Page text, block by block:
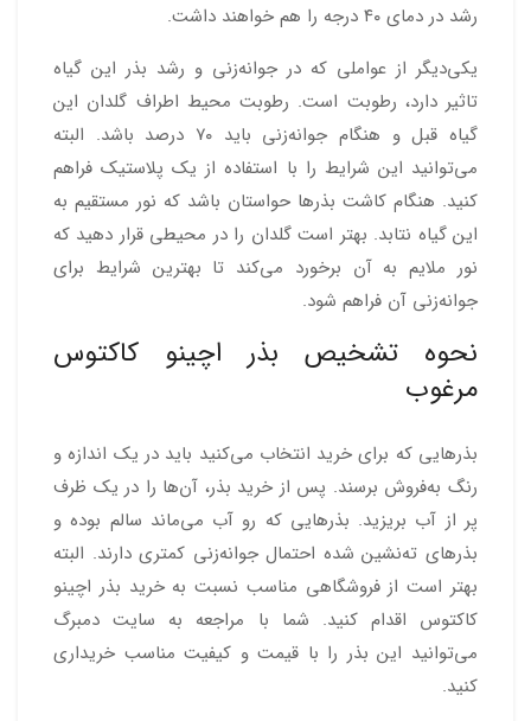
رشد در دمای ۴۰ درجه را هم خواهند داشت.
یکی‌دیگر از عواملی که در جوانه‌زنی و رشد بذر این گیاه
تاثیر دارد، رطوبت است. رطوبت محیط اطراف گلدان این
گیاه قبل و هنگام جوانه‌زنی باید ۷۰ درصد باشد. البته
می‌توانید این شرایط را با استفاده از یک پلاستیک فراهم
کنید. هنگام کاشت بذرها حواستان باشد که نور مستقیم به
این گیاه نتابد. بهتر است گلدان را در محیطی قرار دهید که
نور ملایم به آن برخورد می‌کند تا بهترین شرایط برای
جوانه‌زنی آن فراهم شود.
نحوه تشخیص بذر اچینو کاکتوس
مرغوب
بذرهایی که برای خرید انتخاب می‌کنید باید در یک اندازه و
رنگ به‌فروش برسند. پس از خرید بذر، آن‌ها را در یک ظرف
پر از آب بریزید. بذرهایی که رو آب می‌ماند سالم بوده و
بذرهای ته‌نشین شده احتمال جوانه‌زنی کمتری دارند. البته
بهتر است از فروشگاهی مناسب نسبت به خرید بذر اچینو
کاکتوس اقدام کنید. شما با مراجعه به سایت دمبرگ
می‌توانید این بذر را با قیمت و کیفیت مناسب خریداری
کنید.